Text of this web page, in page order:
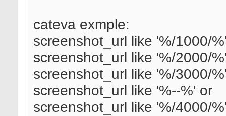
cateva exmple:
screenshot_url like '%/1000/
screenshot_url like '%/2000/
screenshot_url like '%/3000/
screenshot_url like '%--%' or
screenshot_url like '%/4000/